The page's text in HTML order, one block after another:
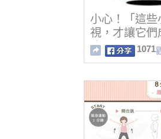
小心！「這
視，才讓它們
症...
1071